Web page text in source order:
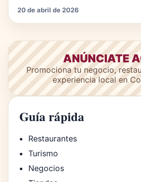
20 de abril de 2026
ANÚNCIATE
Promociona tu negocio,
experiencia local en
Guía rápida
Restaurantes
Turismo
Negocios